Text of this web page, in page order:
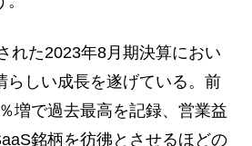
れた2023年8月期決算におい
らしい成長を遂げている。前
増で過去最高を記録、営業益
銘柄を彷彿とさせるほどの